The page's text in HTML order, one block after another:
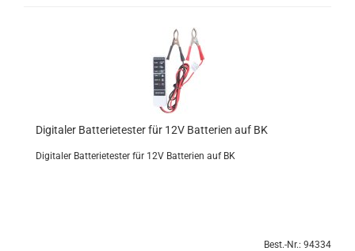
Di­gi­ta­ler Bat­te­rie­tes­ter für 12V Bat­te­rien auf BK
Di­gi­ta­ler Bat­te­rie­tes­ter für 12V Bat­te­rien auf BK
Best.-Nr.: 94334